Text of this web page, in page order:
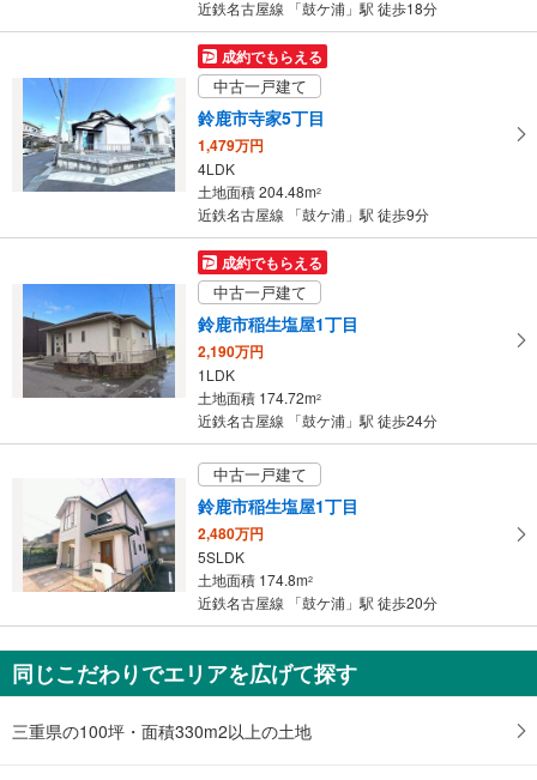
る
近鉄名古屋線 「鼓ケ浦」駅 徒歩18分
成約でもらえる
中古一戸建て
鈴鹿市寺家5丁目
1,479万円
4LDK
土地面積 204.48m2
近鉄名古屋線 「鼓ケ浦」駅 徒歩9分
成約でもらえる
中古一戸建て
鈴鹿市稲生塩屋1丁目
2,190万円
1LDK
土地面積 174.72m2
近鉄名古屋線 「鼓ケ浦」駅 徒歩24分
中古一戸建て
鈴鹿市稲生塩屋1丁目
2,480万円
5SLDK
土地面積 174.8m2
近鉄名古屋線 「鼓ケ浦」駅 徒歩20分
同じこだわりでエリアを広げて探す
三重県の100坪・面積330m2以上の土地